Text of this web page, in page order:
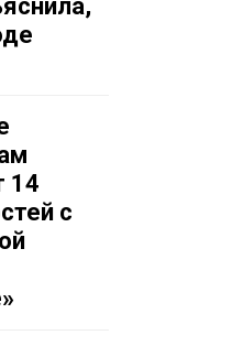
14
с